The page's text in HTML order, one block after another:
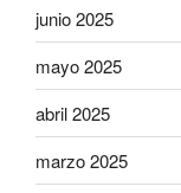
junio 2025
mayo 2025
abril 2025
marzo 2025